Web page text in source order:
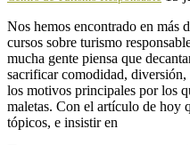
Nos hemos encontrado en más
cursos sobre turismo
mucha gente piensa que
sacrificar comodidad,
los motivos principales por los
maletas. Con el artículo de hoy
tópicos, e insistir en